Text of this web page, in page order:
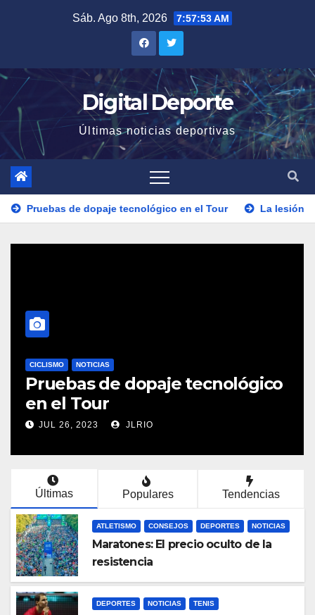
Sáb. Ago 8th, 2026 7:57:53 AM
Digital Deporte
Últimas noticias deportivas
de dopaje tecnológico en el Tour La lesión de Carlos
tecnológico DEPORTES MÁS DEPORTES NOTICIAS
Últimas Populares Tendencias
ATLETISMO CONSEJOS DEPORTES NOTICIAS
Maratones: El precio oculto de la
resistencia
DEPORTES NOTICIAS TENIS